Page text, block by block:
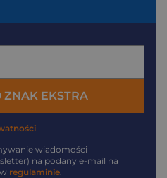
ZNAK EKSTRA
wiadomości
na podany e-mail na
regulaminie.